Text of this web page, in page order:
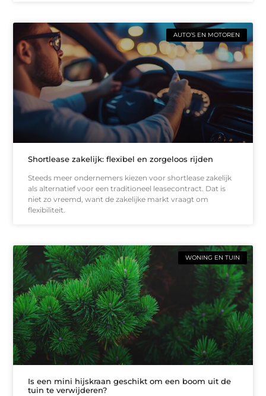
AUTO’S EN MOTOREN
Shortlease zakelijk: flexibel en zorgeloos rijden
Steeds meer ondernemers kiezen voor shortlease zakelijk
als alternatief voor een traditioneel leasecontract. Dat is
niet zo vreemd, want de zakelijke markt vraagt om
flexibiliteit.
WONING EN TUIN
Is een mini hijskraan geschikt om een boom uit de
tuin te verwijderen?